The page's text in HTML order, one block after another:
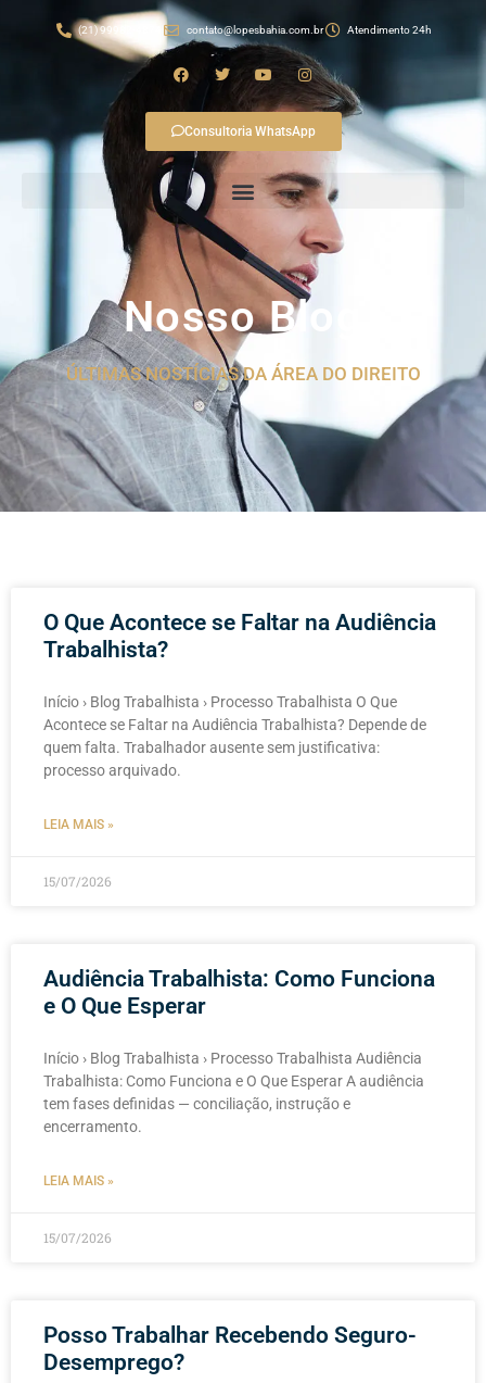
(21) 99982-4874 contato@lopesbahia.com.br Atendimento 24h
Consultoria WhatsApp
Nosso Blog
ÚLTIMAS NOSTÍCIAS DA ÁREA DO DIREITO
O Que Acontece se Faltar na Audiência
Trabalhista?
Início › Blog Trabalhista › Processo Trabalhista O Que
Acontece se Faltar na Audiência Trabalhista? Depende de
quem falta. Trabalhador ausente sem justificativa:
processo arquivado.
LEIA MAIS »
15/07/2026
Audiência Trabalhista: Como Funciona
e O Que Esperar
Início › Blog Trabalhista › Processo Trabalhista Audiência
Trabalhista: Como Funciona e O Que Esperar A audiência
tem fases definidas — conciliação, instrução e
encerramento.
LEIA MAIS »
15/07/2026
Posso Trabalhar Recebendo Seguro-
Desemprego?